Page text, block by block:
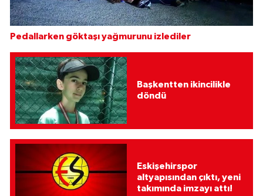
Pedallarken göktaşı yağmurunu izlediler
Başkentten ikincilikle
döndü
Eskişehirspor
altyapısından çıktı, yeni
takımında imzayı attı!